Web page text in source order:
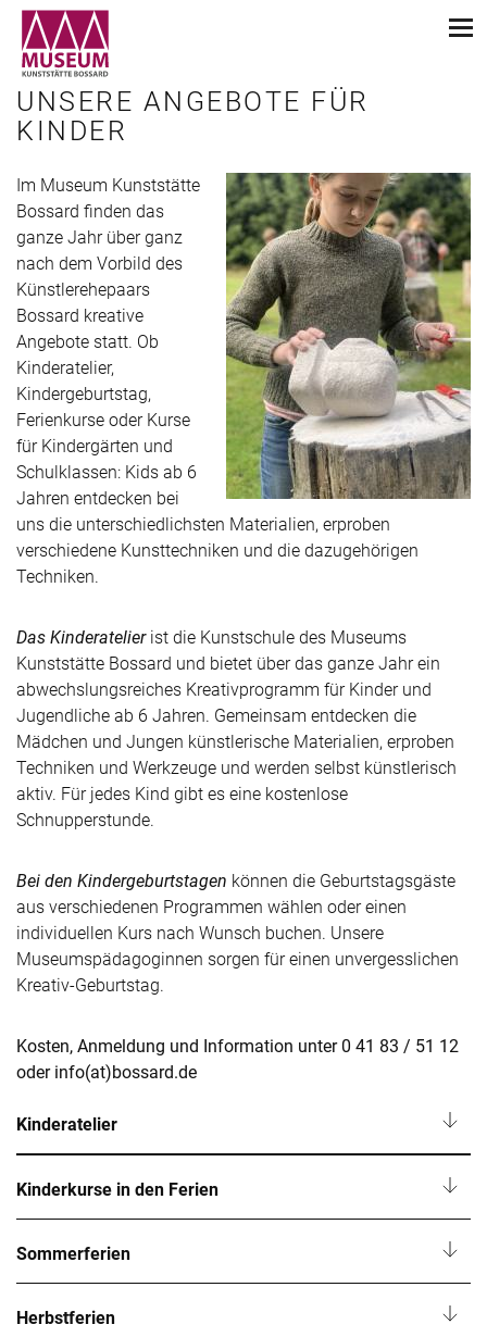
UNSERE ANGEBOTE FÜR
KINDER
Im Museum Kunststätte
Bossard finden das
ganze Jahr über ganz
nach dem Vorbild des
Künstlerehepaars
Bossard kreative
Angebote statt. Ob
Kinderatelier,
Kindergeburtstag,
Ferienkurse oder Kurse
für Kindergärten und
Schulklassen: Kids ab 6
Jahren entdecken bei
uns die unterschiedlichsten Materialien, erproben
verschiedene Kunsttechniken und die dazugehörigen
Techniken.
Das Kinderatelierist die Kunstschule des Museums
Kunststätte Bossard und bietet über das ganze Jahr ein
abwechslungsreiches Kreativprogramm für Kinder und
Jugendliche ab 6 Jahren. Gemeinsam entdecken die
Mädchen und Jungen künstlerische Materialien, erproben
Techniken und Werkzeuge und werden selbst künstlerisch
aktiv. Für jedes Kind gibt es eine kostenlose
Schnupperstunde.
Bei den Kindergeburtstagen können die Geburtstagsgäste
aus verschiedenen Programmen wählen oder einen
individuellen Kurs nach Wunsch buchen. Unsere
Museumspädagoginnen sorgen für einen unvergesslichen
Kreativ-Geburtstag.
Kosten, Anmeldung und Information unter 0 41 83 / 51 12
oder info(at)bossard.de
Kinderatelier
Kinderkurse in den Ferien
Sommerferien
Herbstferien